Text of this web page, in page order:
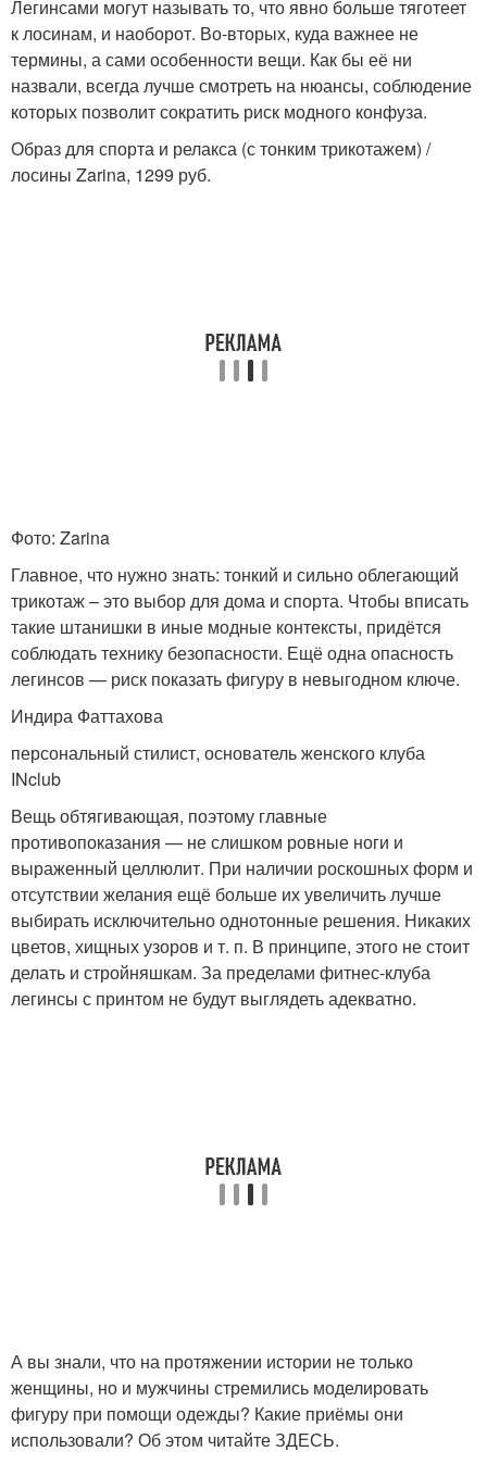
Легинсами могут называть то, что явно больше тяготеет
к лосинам, и наоборот. Во-вторых, куда важнее не
термины, а сами особенности вещи. Как бы её ни
назвали, всегда лучше смотреть на нюансы, соблюдение
которых позволит сократить риск модного конфуза.
Образ для спорта и релакса (с тонким трикотажем) /
лосины Zarina, 1299 руб.
Фото: Zarina
Главное, что нужно знать: тонкий и сильно облегающий
трикотаж – это выбор для дома и спорта. Чтобы вписать
такие штанишки в иные модные контексты, придётся
соблюдать технику безопасности. Ещё одна опасность
легинсов — риск показать фигуру в невыгодном ключе.
Индира Фаттахова
персональный стилист, основатель женского клуба
INclub
Вещь обтягивающая, поэтому главные
противопоказания — не слишком ровные ноги и
выраженный целлюлит. При наличии роскошных форм и
отсутствии желания ещё больше их увеличить лучше
выбирать исключительно однотонные решения. Никаких
цветов, хищных узоров и т. п. В принципе, этого не стоит
делать и стройняшкам. За пределами фитнес-клуба
легинсы с принтом не будут выглядеть адекватно.
А вы знали, что на протяжении истории не только
женщины, но и мужчины стремились моделировать
фигуру при помощи одежды? Какие приёмы они
использовали? Об этом читайте ЗДЕСЬ.